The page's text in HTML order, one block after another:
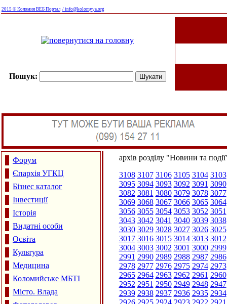
2015 © Коломия ВЕБ Портал / info@kolomyya.org
Пошук:
Форум
Єпархія УГКЦ
Бізнес каталог
Інвестиції
Історія
Видатні особи
Освіта
Культура
Медицина
Коломийське МБТІ
Місто. Влада
архів розділу "Новини та
3108 3107 3106 3105 3104 3103
3095 3094 3093 3092 3091 3090
3082 3081 3080 3079 3078 3077
3069 3068 3067 3066 3065 3064
3056 3055 3054 3053 3052 3051
3043 3042 3041 3040 3039 3038
3030 3029 3028 3027 3026 3025
3017 3016 3015 3014 3013 3012
3004 3003 3002 3001 3000 2999
2991 2990 2989 2988 2987 2986
2978 2977 2976 2975 2974 2973
2965 2964 2963 2962 2961 2960
2952 2951 2950 2949 2948 2947
2939 2938 2937 2936 2935 2934
2926 2925 2924 2923 2922 2921